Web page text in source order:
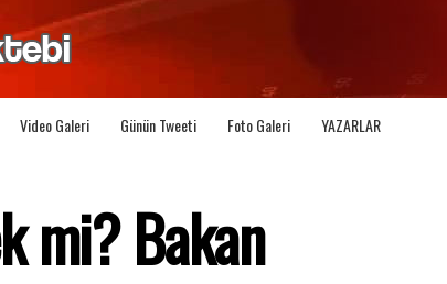
Video Galeri Günün Tweeti Foto Galeri YAZARLAR
mi? Bakan